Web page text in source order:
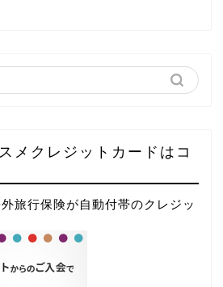
メクレジットカードはコ
旅行保険が自動付帯のクレジッ